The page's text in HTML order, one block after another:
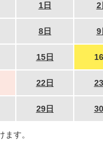
1日 2
8日 9
15日
22日
29日
す。